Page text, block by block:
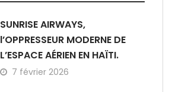
SUNRISE AIRWAYS,
l’OPPRESSEUR MODERNE DE
L’ESPACE AÉRIEN EN HAÏTI.
7 février 2026